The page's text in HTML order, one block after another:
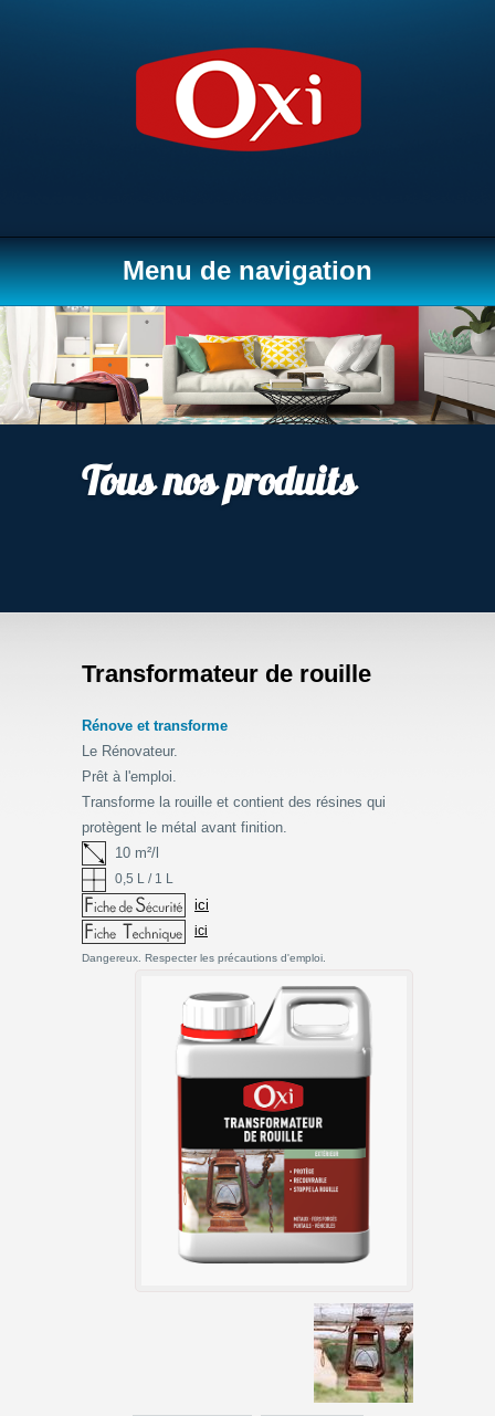
Menu de navigation
Tous nos produits
Transformateur de rouille
Rénove et transforme
Le Rénovateur.
Prêt à l'emploi.
Transforme la rouille et contient des résines qui
protègent le métal avant finition.
10 m²/l
0,5 L / 1 L
ici
ici
Dangereux. Respecter les précautions d'emploi.